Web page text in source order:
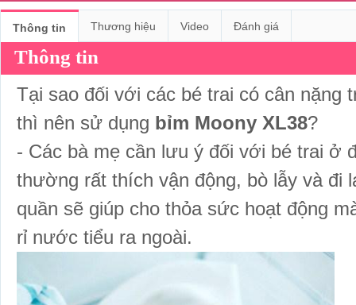
Thông tin Thương hiệu Video Đánh giá
Thông tin
Tại sao đối với các bé trai có cân nặng
thì nên sử dụng bỉm Moony XL38?
- Các bà mẹ cần lưu ý đối với bé trai ở
thường rất thích vận động, bò lẫy và đi
quần sẽ giúp cho thỏa sức hoạt động
rỉ nước tiểu ra ngoài.